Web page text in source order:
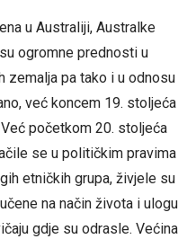
u Australiji, Australke
ogromne prednosti u
zemalja pa tako i u odnosu
već koncem 19. stoljeća
početkom 20. stoljeća
se u političkim pravima
etničkih grupa, živjele su
na način života i ulogu
gdje su odrasle. Većina